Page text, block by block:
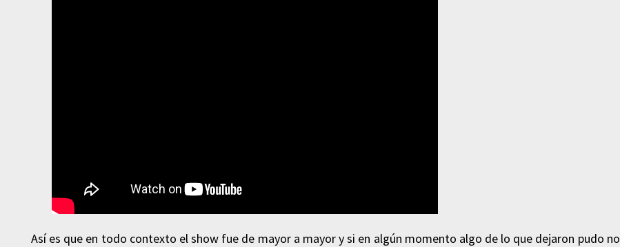
Así es que en todo contexto el show fue de mayor a mayor y si en algún momento algo de lo que dejaron pudo no